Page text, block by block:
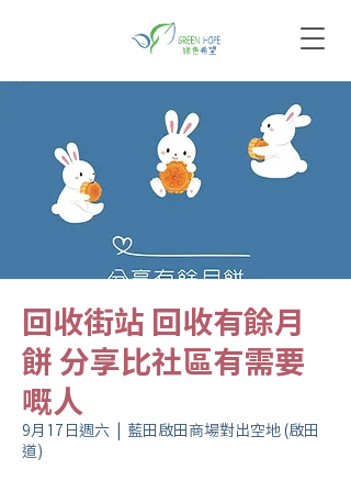
回收街站 回收有餘月
餅 分享比社區有需要
嘅人
9月17日週六
  |
藍田啟田商場對出空地 (啟田
道)